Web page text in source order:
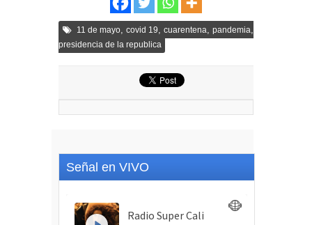
11 de mayo covid 19 cuarentena pandemia
presidencia de la republica
Señal en VIVO